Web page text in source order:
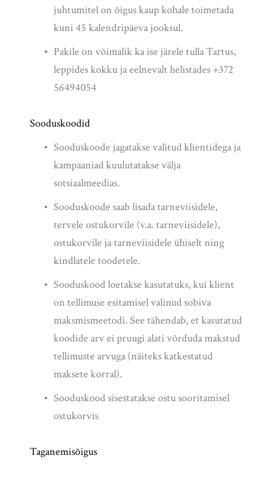
juhtumitel on õigus kaup kohale toimetada
kuni 45 kalendripäeva jooksul.
Pakile on võimalik ka ise järele tulla Tartus,
leppides kokku ja eelnevalt helistades +372
56494054
Sooduskoodid
Sooduskoode jagatakse valitud klientidega ja
kampaaniad kuulutatakse välja
sotsiaalmeedias.
Sooduskoode saab lisada tarneviisidele,
tervele ostukorvile (v.a. tarneviisidele),
ostukorvile ja tarneviisidele ühiselt ning
kindlatele toodetele.
Sooduskood loetakse kasutatuks, kui klient
on tellimuse esitamisel valinud sobiva
maksmismeetodi. See tähendab, et kasutatud
koodide arv ei pruugi alati võrduda makstud
tellimuste arvuga (näiteks katkestatud
maksete korral).
Sooduskood sisestatakse ostu sooritamisel
ostukorvis
Taganemisõigus